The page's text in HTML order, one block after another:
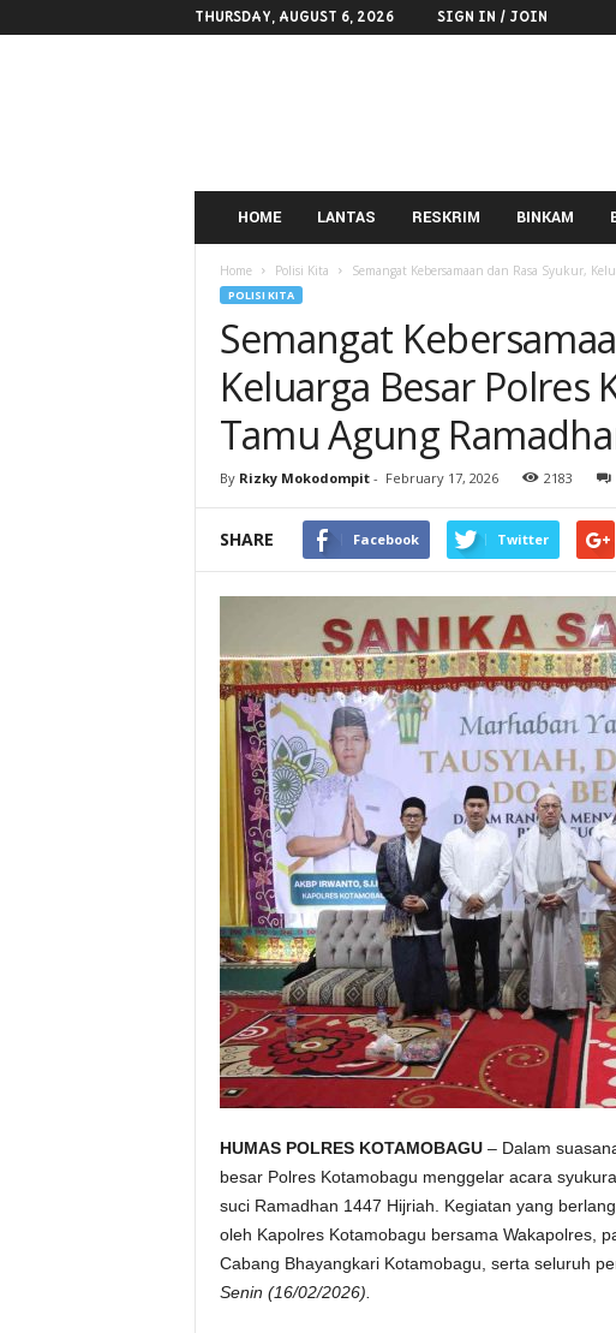
THURSDAY, AUGUST 6, 2026 SIGN IN / JOIN
HOME LANTAS RESKRIM BINKAM
Home Polisi Kita Semangat Kebersamaan dan Rasa Syukur,
POLISI KITA
Semangat
Keluarga Besar
Tamu Agung
By Rizky Mokodompit- February 17, 2026 2183
SHARE Facebook Twitter
HUMAS POLRES KOTAMOBAGU– Dalam
besar Polres Kotamobagu menggelar acara
suci Ramadhan 1447 Hijriah. Kegiatan yang
oleh Kapolres Kotamobagu bersama Wakapolres,
Cabang Bhayangkari Kotamobagu, serta seluruh
Senin (16/02/2026).